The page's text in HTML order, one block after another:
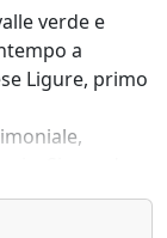
verde e
a
Ligure, primo
Si accede a
in comune:
genitori